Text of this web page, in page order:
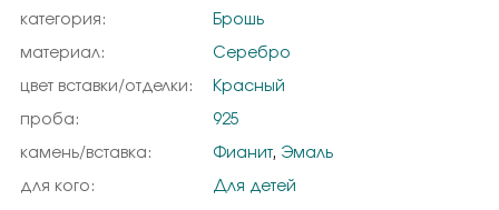
категория: Брошь
материал: Серебро
цвет вставки/отделки: Красный
проба: 925
камень/вставка: Фианит, Эмаль
для кого: Для детей